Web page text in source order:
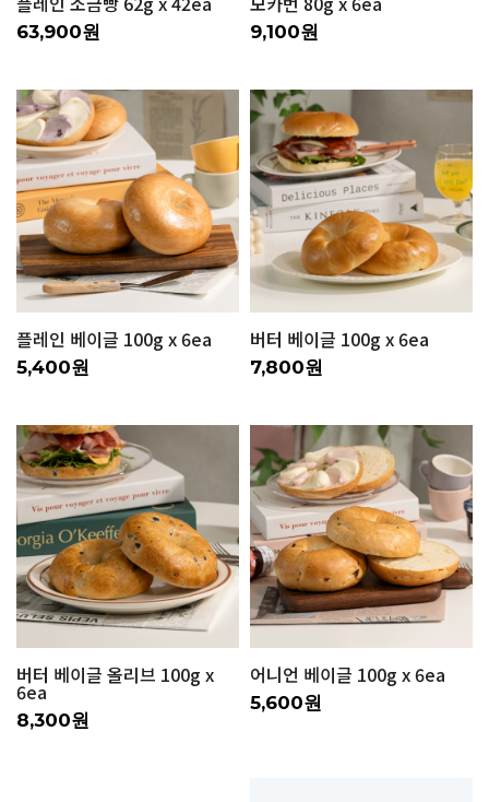
63,900원 9,100원
플레인 베이글 100g x 6ea
5,400원
버터 베이글 100g x 6ea
7,800원
버터 베이글 올리브 100g x
6ea
8,300원
어니언 베이글 100g x 6ea
5,600원